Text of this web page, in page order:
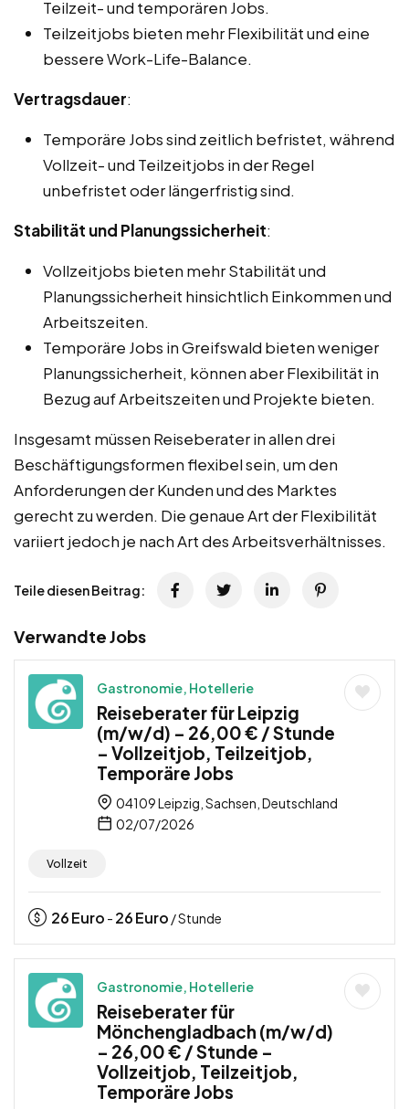
Teilzeit- und temporären Jobs.
Teilzeitjobs bieten mehr Flexibilität und eine
bessere Work-Life-Balance.
Vertragsdauer:
Temporäre Jobs sind zeitlich befristet, während
Vollzeit- und Teilzeitjobs in der Regel
unbefristet oder längerfristig sind.
Stabilität und Planungssicherheit:
Vollzeitjobs bieten mehr Stabilität und
Planungssicherheit hinsichtlich Einkommen und
Arbeitszeiten.
Temporäre Jobs in Greifswald bieten weniger
Planungssicherheit, können aber Flexibilität in
Bezug auf Arbeitszeiten und Projekte bieten.
Insgesamt müssen Reiseberater in allen drei
Beschäftigungsformen flexibel sein, um den
Anforderungen der Kunden und des Marktes
gerecht zu werden. Die genaue Art der Flexibilität
variiert jedoch je nach Art des Arbeitsverhältnisses.
Teile diesen Beitrag:
Verwandte Jobs
Gastronomie, Hotellerie
Reiseberater für Leipzig
(m/w/d) – 26,00 € / Stunde
– Vollzeitjob, Teilzeitjob,
Temporäre Jobs
04109 Leipzig, Sachsen, Deutschland
02/07/2026
Vollzeit
26Euro - 26Euro / Stunde
Gastronomie, Hotellerie
Reiseberater für
Mönchengladbach (m/w/d)
– 26,00 € / Stunde –
Vollzeitjob, Teilzeitjob,
Temporäre Jobs